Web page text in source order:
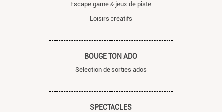
Escape game & jeux de piste
Loisirs créatifs
BOUGE TON ADO
Sélection de sorties ados
SPECTACLES